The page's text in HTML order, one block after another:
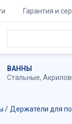
Гарантия и
ВАННЫ
Стальные,
Держатели для